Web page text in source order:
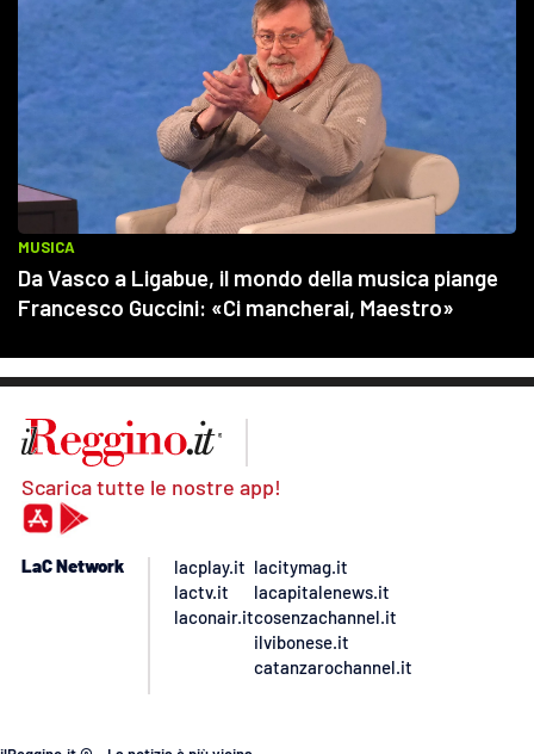
Scarica tutte le nostre app!
LaC Network
lacplay.it
lactv.it
laconair.it
lacitymag.it
lacapitalenews.it
cosenzachannel.it
ilvibonese.it
catanzarochannel.it